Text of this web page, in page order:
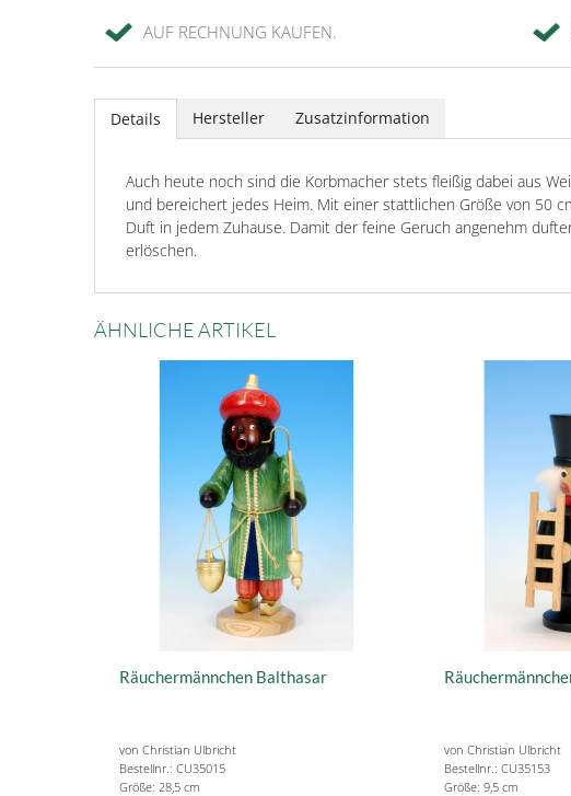
AUF RECHNUNG KAUFEN.
Details Hersteller Zusatzinformation
Auch heute noch sind die Korbmacher stets fleißig dabei aus
und bereichert jedes Heim. Mit einer stattlichen Größe von 50
Duft in jedem Zuhause. Damit der feine Geruch angenehm
erlöschen.
ÄHNLICHE ARTIKEL
Räuchermännchen Balthasar
von Christian Ulbricht
Bestellnr.: CU35015
Größe: 28,5 cm
von Christian Ulbricht
Bestellnr.: CU35153
Größe: 9,5 cm